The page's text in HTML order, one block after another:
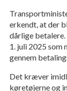
erkendt, at der
dårlige
1. juli 2025 som
gennem
Det kræver
køretøjerne og